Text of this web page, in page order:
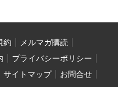
約
メルマガ購読
プライバシーポリシー
サイトマップ
お問合せ